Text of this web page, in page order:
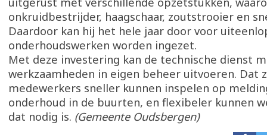
onkruidbestrijder, haagschaar, zoutstrooier en
Daardoor kan hij het hele jaar door voor
onderhoudswerken worden ingezet.
Met deze investering kan de technische dienst
werkzaamheden in eigen beheer uitvoeren. Dat
medewerkers sneller kunnen inspelen op
onderhoud in de buurten, en flexibeler kunnen
dat nodig is. (Gemeente Oudsbergen)